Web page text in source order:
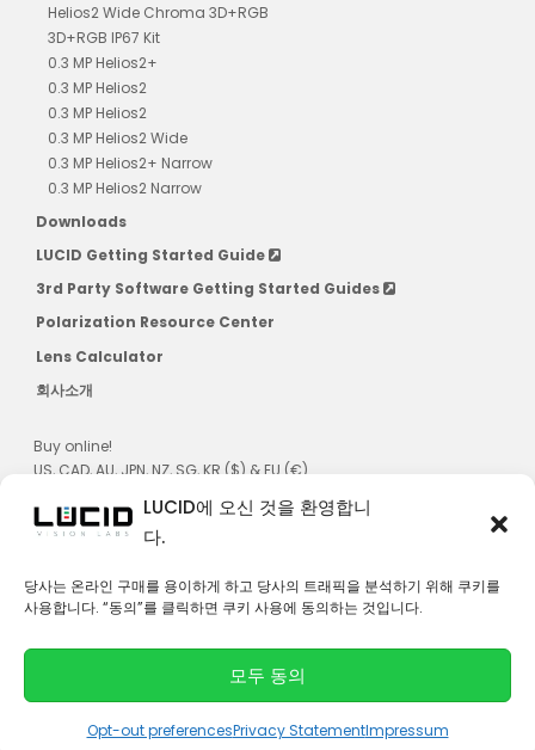
LUCID에 오신 것을 환영합니
다.
당사는 온라인 구매를 용이하게 하고 당사의 트래픽을 분석하기 위해 쿠키를
사용합니다. “동의”를 클릭하면 쿠키 사용에 동의하는 것입니다.
모두 동의
Opt-out preferencesPrivacy StatementImpressum
Helios2 Wide Chroma 3D+RGB
3D+RGB IP67 Kit
0.3 MP Helios2+
0.3 MP Helios2
0.3 MP Helios2
0.3 MP Helios2 Wide
0.3 MP Helios2+ Narrow
0.3 MP Helios2 Narrow
Downloads
LUCID Getting Started Guide
3rd Party Software Getting Started Guides
Polarization Resource Center
Lens Calculator
회사소개
Buy online!
US, CAD, AU, JPN, NZ, SG, KR ($) & EU (€)
연락처
i
n
o
u